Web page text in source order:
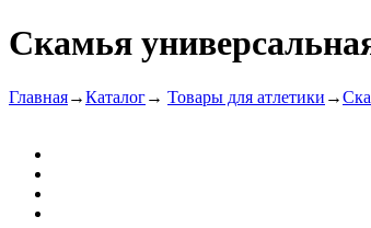
Скамья
Главная→Каталог→ Товары для атлетики →